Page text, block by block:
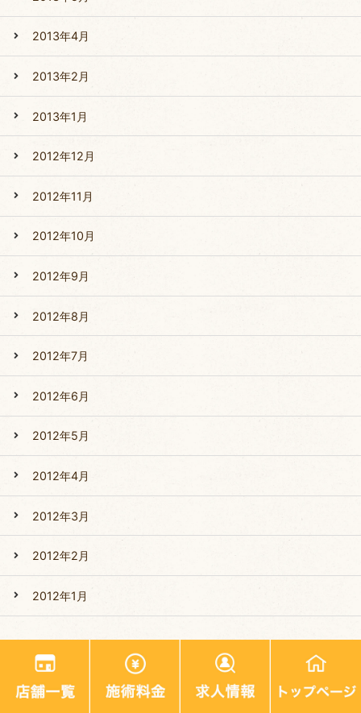
2013年4月
2013年2月
2013年1月
2012年12月
2012年11月
2012年10月
2012年9月
2012年8月
2012年7月
2012年6月
2012年5月
2012年4月
2012年3月
2012年2月
2012年1月